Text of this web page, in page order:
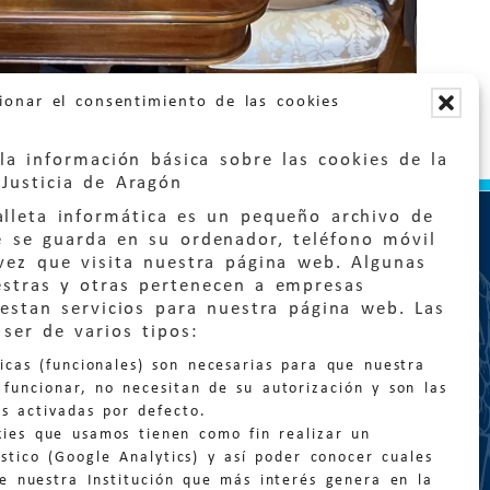
el consentimiento de las cookies
información básica sobre las cookies de la
de Aragón
informática es un pequeño archivo de
se guarda en su ordenador, teléfono móvil
que visita nuestra página web. Algunas
y otras pertenecen a empresas
servicios para nuestra página web. Las
ser de varios tipos:
(funcionales) son necesarias para que nuestra
funcionar, no necesitan de su autorización y son las
activadas por defecto.
que usamos tienen como fin realizar un
(Google Analytics) y así poder conocer cuales
nuestra Institución que más interés genera en la
quejas@eljusticiadearagon.es
general:
900 210 210 / 976 399 354